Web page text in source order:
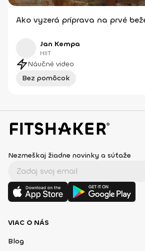
Ako vyzerá príprava na prvé
Jan Kempa
HIIT
Náučné video
Bez pomôcok
Nezmeškaj žiadne novinky a súťaže
VIAC O NÁS
Blog